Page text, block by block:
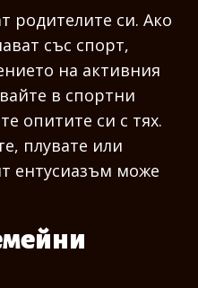
родителите си. Ако
със спорт,
на активния
в спортни
опитите си с тях.
плувате или
ентусиазъм може